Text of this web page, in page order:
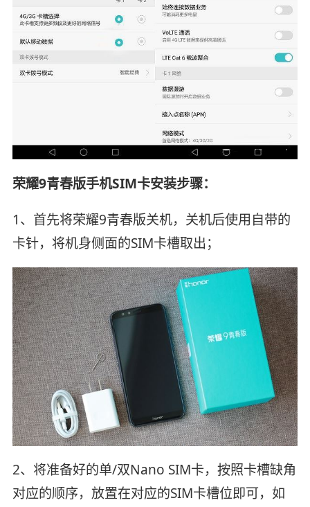
荣耀9青春版手机SIM卡安装步骤：
1、首先将荣耀9青春版关机，关机后使用自带的
卡针，将机身侧面的SIM卡槽取出；
2、将准备好的单/双Nano SIM卡，按照卡槽缺角
对应的顺序，放置在对应的SIM卡槽位即可，如